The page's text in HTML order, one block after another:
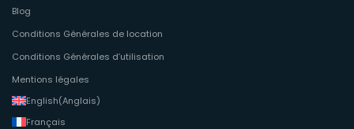
Blog
Conditions Générales de location
Conditions Générales d’utilisation
Mentions légales
English(Anglais)
Français